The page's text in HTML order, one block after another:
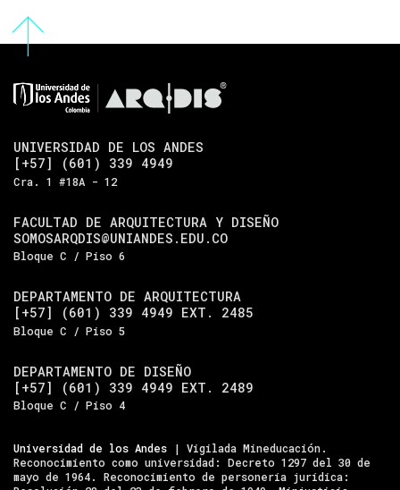
UNIVERSIDAD DE LOS ANDES
[+57] (601) 339 4949
Cra. 1 #18A - 12
FACULTAD DE ARQUITECTURA Y DISEÑO
SOMOSARQDIS@UNIANDES.EDU.CO
Bloque C / Piso 6
DEPARTAMENTO DE ARQUITECTURA
[+57] (601) 339 4949 EXT. 2485
Bloque C / Piso 5
DEPARTAMENTO DE DISEÑO
[+57] (601) 339 4949 EXT. 2489
Bloque C / Piso 4
Universidad de los Andes | Vigilada Mineducación.
Reconocimiento como universidad: Decreto 1297 del 30 de
mayo de 1964. Reconocimiento de personería jurídica: